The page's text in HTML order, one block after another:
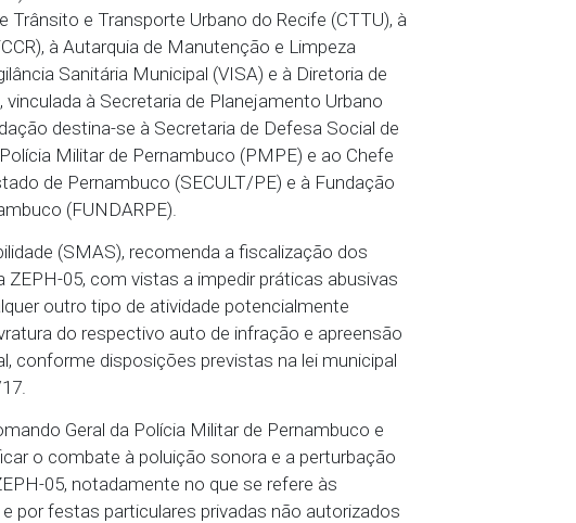
Diário Oficial Eletrônico do Ministério Público de
a partir da Recomendação, a atuação dos órgãos públicos
do Recife e garantir os direitos dos moradores.
é direcionada às secretarias de Meio Ambiente e
(SECULT) e à Secretaria Executiva de Controle Urbano da
de Trânsito e Transporte Urbano do Recife (CTTU), à
Recife (FCCR), à Autarquia de Manutenção e Limpeza
à Vigilância Sanitária Municipal (VISA) e à Diretoria de
(DPPC), vinculada à Secretaria de Planejamento Urbano
destina-se à Secretaria de Defesa Social de
da Polícia Militar de Pernambuco (PMPE) e ao Chefe
do Estado de Pernambuco (SECULT/PE) e à Fundação
de Pernambuco (FUNDARPE).
(SMAS), recomenda a fiscalização dos
naquela ZEPH-05, com vistas a impedir práticas abusivas